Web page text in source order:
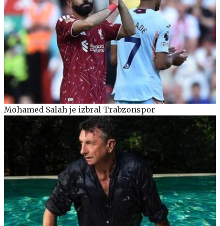
Mohamed Salah je izbral Trabzonspor